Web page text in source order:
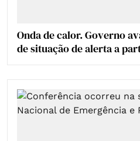
Onda de calor. Governo
de situação de alerta a